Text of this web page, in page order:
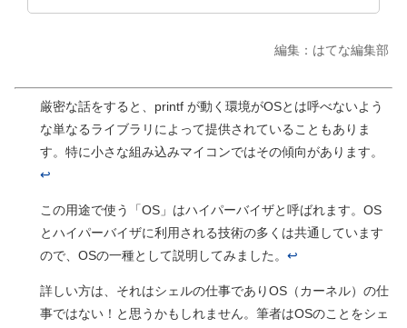
編集：はてな編集部
厳密な話をすると、printf が動く環境がOSとは呼べないよう
な単なるライブラリによって提供されていることもありま
す。特に小さな組み込みマイコンではその傾向があります。
↩
この用途で使う「OS」はハイパーバイザと呼ばれます。OS
とハイパーバイザに利用される技術の多くは共通しています
ので、OSの一種として説明してみました。 ↩
詳しい方は、それはシェルの仕事でありOS（カーネル）の仕
事ではない！と思うかもしれません。筆者はOSのことをシェ